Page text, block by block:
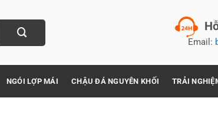
Email:
NGÓI LỢP MÁI CHẬU ĐÁ NGUYÊN KHỐI TRẢI